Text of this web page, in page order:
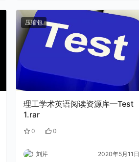
压缩包
理工学术英语阅读资源库—Test
1.rar
0 0
刘芹 2020年5月11日